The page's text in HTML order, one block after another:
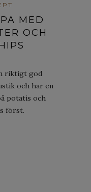
MED
OCH
riktigt god
och har en
potatis och
först.